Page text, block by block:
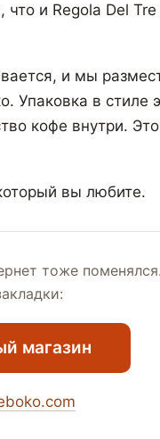
и Regola Del
и мы
Упаковка в стиле
кофе внутри.
вы любите.
тоже поменялся.
магазин